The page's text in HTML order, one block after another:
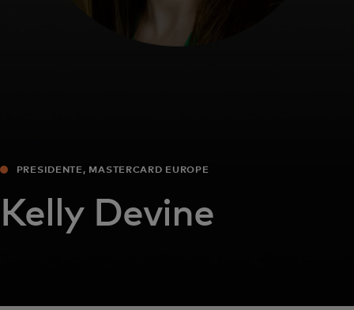
PRESIDENTE, MASTERCARD EUROPE
Kelly Devine